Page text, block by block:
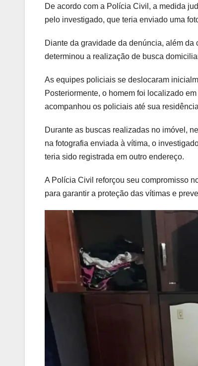
De acordo com a Polícia Civil, a medida
pelo investigado, que teria enviado uma
Diante da gravidade da denúncia, além
determinou a realização de busca
As equipes policiais se deslocaram
Posteriormente, o homem foi localizado
acompanhou os policiais até sua
Durante as buscas realizadas no imóvel,
na fotografia enviada à vítima, o
teria sido registrada em outro endereço.
A Polícia Civil reforçou seu compromisso
para garantir a proteção das vítimas e